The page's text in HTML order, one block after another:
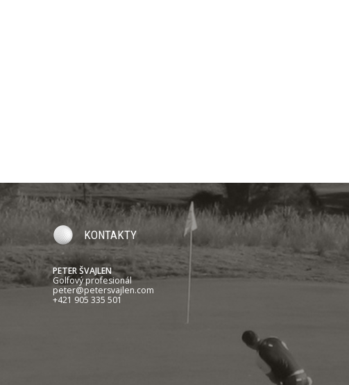
KONTAKTY
PETER ŠVAJLEN
Golfový profesionál
peter@petersvajlen.com
+421 905 335 501